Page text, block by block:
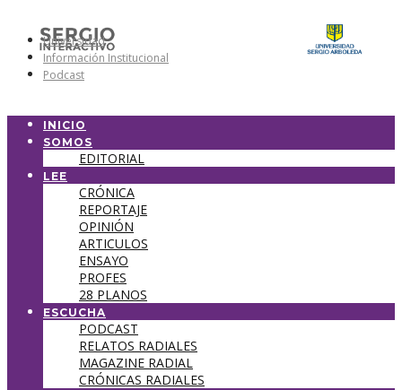
Universidad
Información Institucional
Podcast
INICIO
SOMOS
EDITORIAL
LEE
CRÓNICA
REPORTAJE
OPINIÓN
ARTICULOS
ENSAYO
PROFES
28 PLANOS
ESCUCHA
PODCAST
RELATOS RADIALES
MAGAZINE RADIAL
CRÓNICAS RADIALES